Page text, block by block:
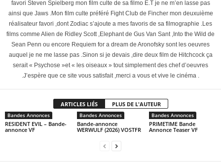
favori Steven Spielberg mon film culte de sa filmo E.T je ne m’en lasse pas
ainsi que Jaws .Mon film culte préféré Fight Club de Fincher mon deuxuième
réalisateur favori ,dont Zodiac s’ajoute a mes favoris de sa filmographie .Les
films comme Alien de Ridley Scott ,Elephant de Gus Van Sant ,Into the Wild de
Sean Penn ou encore Requiem for a dream de Aronofsky sont les oeuvres
auquel je ne me lasse pas .Sinon si je devais ,dire deux film de Hitchcock ça
serait « Psychose »et « les oiseaux » tout simplement des chef d’oeuvres
.J’espère que ce site vous satisfait ,merci a vous et vive le cinéma .
ARTICLES LIÉS PLUS DE L'AUTEUR
Bandes Annonces
RESIDENT EVIL – Bande-
annonce VF
Bandes Annonces
Bande-annonce
WERWULF (2026) VOSTFR
Bandes Annonces
PRIMETIME Bande
Annonce Teaser VF